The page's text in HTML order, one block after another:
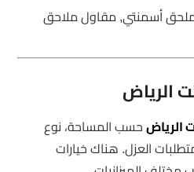
أسمنتي, مقاول ملاحق
الرياض
الرياضحسب المساحة، نوع
العزل. هناك خيارات